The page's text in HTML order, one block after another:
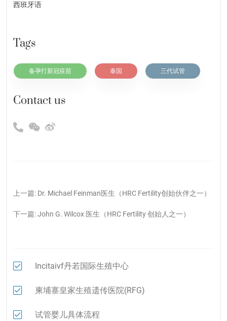
西班牙语
Tags
备孕打新冠疫苗 泰国 三代试管
Contact us
上一篇: Dr. Michael Feinman医生（HRC Fertility创始伙伴之一）
下一篇:John G. Wilcox 医生（HRC Fertility 创始人之一）
Incitaivf丹若国际生殖中心
柬埔寨皇家生殖遗传医院(RFG)
试管婴儿具体流程